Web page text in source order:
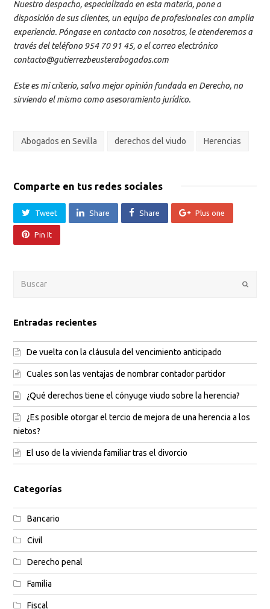
Nuestro despacho, especializado en esta materia, pone a
disposición de sus clientes, un equipo de profesionales con amplia
experiencia. Póngase en contacto con nosotros, le atenderemos a
través del teléfono 954 70 91 45, o el correo electrónico
contacto@gutierrezbeusterabogados.com
Este es mi criterio, salvo mejor opinión fundada en Derecho, no
sirviendo el mismo como asesoramiento jurídico.
Abogados en Sevilla derechos del viudo Herencias
Comparte en tus redes sociales
Tweet Share Share Plus one
Pin It
Entradas recientes
De vuelta con la cláusula del vencimiento anticipado
Cuales son las ventajas de nombrar contador partidor
¿Qué derechos tiene el cónyuge viudo sobre la herencia?
¿Es posible otorgar el tercio de mejora de una herencia a los
nietos?
El uso de la vivienda familiar tras el divorcio
Categorías
Bancario
Civil
Derecho penal
Familia
Fiscal